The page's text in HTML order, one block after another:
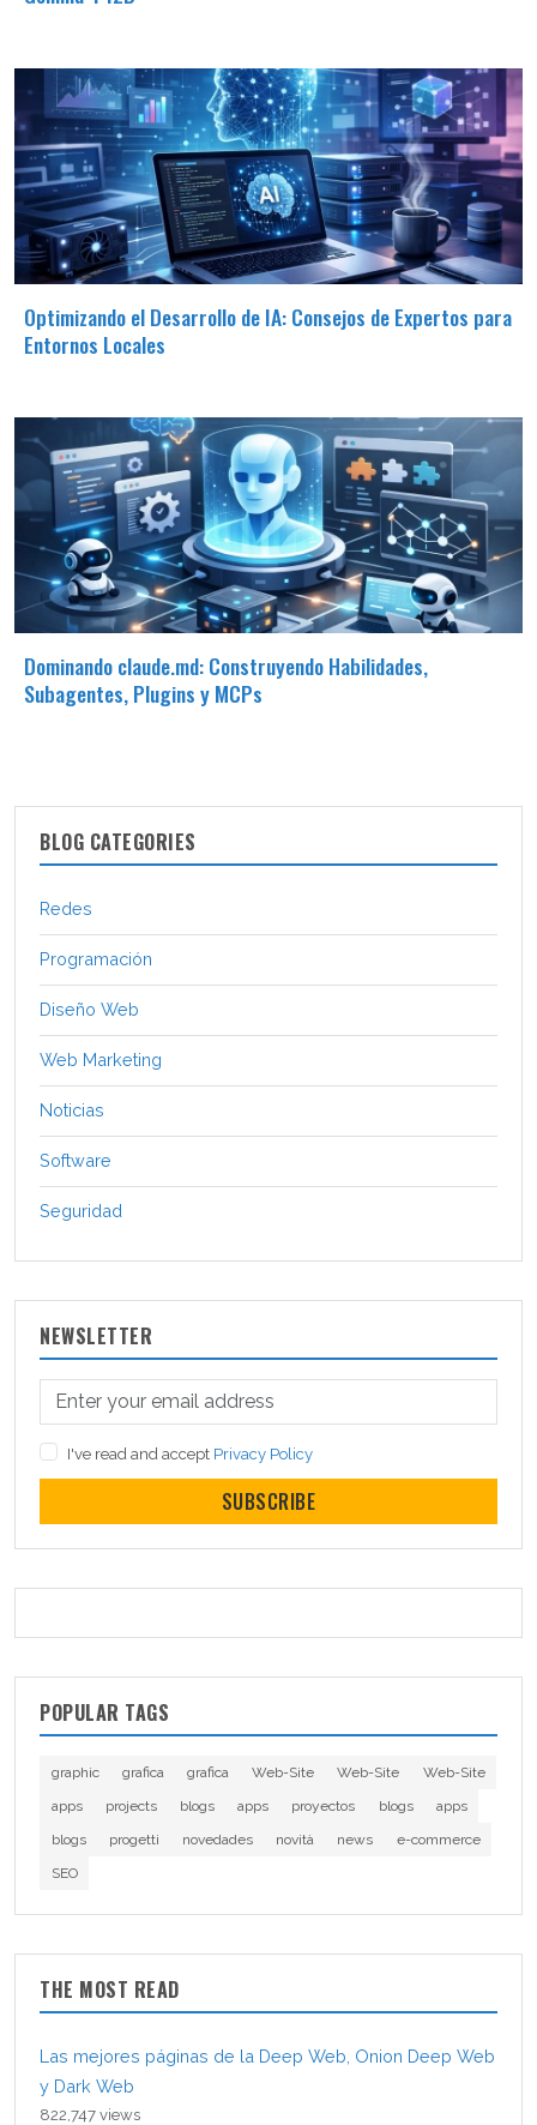
Optimizando el Desarrollo de IA: Consejos de Expertos para
Entornos Locales
Dominando claude.md: Construyendo Habilidades,
Subagentes, Plugins y MCPs
BLOG CATEGORIES
Redes
Programación
Diseño Web
Web Marketing
Noticias
Software
Seguridad
NEWSLETTER
I've read and accept Privacy Policy
SUBSCRIBE
POPULAR TAGS
graphic grafica grafica Web-Site Web-Site
Web-Site
apps
projects blogs apps proyectos blogs
apps
blogs
progetti novedades novità news
e-commerce
SEO
THE MOST READ
Las mejores páginas de la Deep Web, Onion Deep Web
y Dark Web
822,747 views